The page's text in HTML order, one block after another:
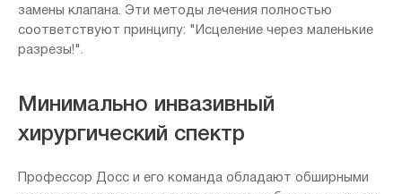
замены клапана. Эти методы лечения полностью
соответствуют принципу: "Исцеление через маленькие
разрезы!".
Минимально инвазивный
хирургический спектр
Профессор Досс и его команда обладают обширными